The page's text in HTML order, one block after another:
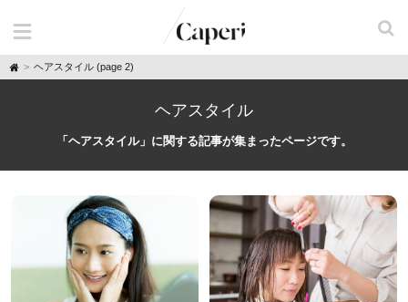
H
o
ヘアスタイル (page 2)
ヘアスタイル
「ヘアスタイル」に関する記事が集まったページです。